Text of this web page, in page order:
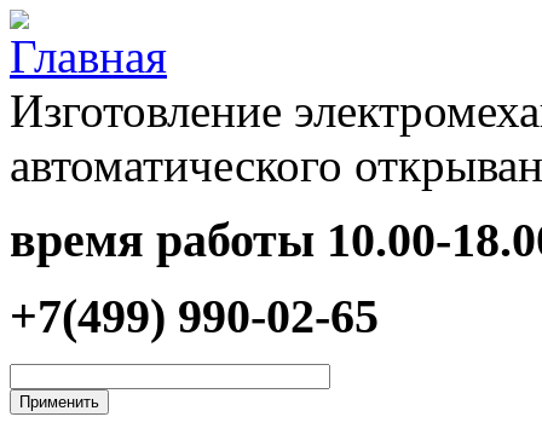
Перейти к основному содержанию
Изготовление
автоматического
время работы 10.00-
+7(499) 990-02-65